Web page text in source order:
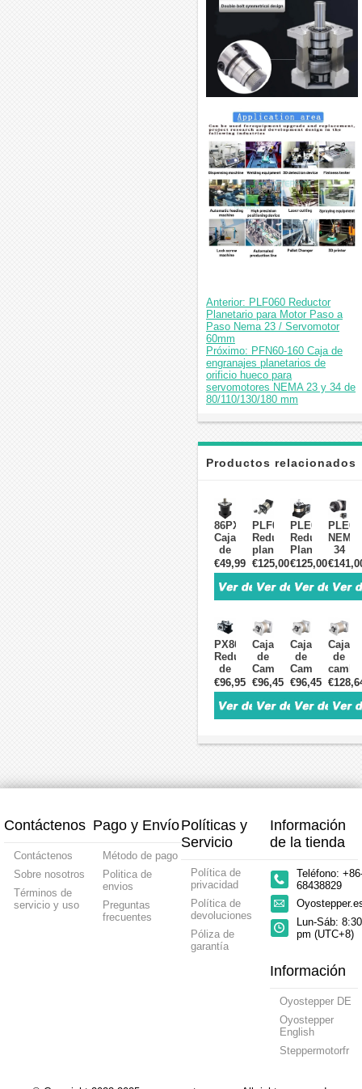
Anterior: PLF060 Reductor
Planetario para Motor Paso a
Paso Nema 23 / Servomotor
60mm
Próximo: PFN60-160 Caja de
engranajes planetarios de
orificio hueco para
servomotores NEMA 23 y 34 de
80/110/130/180 mm
Productos relacionados
86PX
Caja
de
engranajes
planetarios
NEMA
34
para
motor
paso
a
paso
de
86
mm,
entrada
14
€49,99
PLF090
Reductor
planetario
para
motor
paso
a
Nema
34 /
servomotor
de
80
mm
de
750W
€125,00
PLE080
Reductor
Planetario
para
Servomotor
80mm,
Juego
arcmin,
Entrada
19mm
€125,00
NEMA
34
para
Paso
a
Paso
86mm,
14mm
PX86
Reductor
de
velocidad
de
engranajes
planetarios
motor
Nema
€96,95
Caja
de
Cambios
Planetaria
Nema
34
serie
5:1
para
€96,45
Caja
de
Cambios
Planetaria
Nema
34
serie
10:1
para
34
€96,45
Caja
de
Nema
34
serie
50:1
para
a
paso
Nema
Contáctenos
Contáctenos
Sobre nosotros
Términos de
servicio y uso
Pago y Envío
Método de pago
Politica de
envios
Preguntas
frecuentes
Políticas y
Servicio
Política de
privacidad
Política de
devoluciones
Póliza de
garantía
Información
de la tienda
Teléfono:
68438829
Lun-Sáb:
pm (UTC+8)
Información
Oyostepper DE
Oyostepper
English
Steppermotorfr